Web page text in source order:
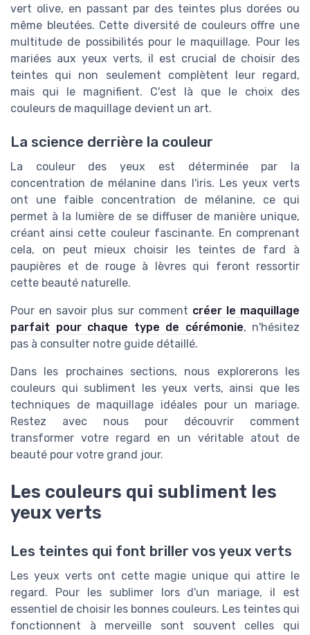
vert olive, en passant par des teintes plus dorées ou
même bleutées. Cette diversité de couleurs offre une
multitude de possibilités pour le maquillage. Pour les
mariées aux yeux verts, il est crucial de choisir des
teintes qui non seulement complètent leur regard,
mais qui le magnifient. C'est là que le choix des
couleurs de maquillage devient un art.
La science derrière la couleur
La couleur des yeux est déterminée par la
concentration de mélanine dans l'iris. Les yeux verts
ont une faible concentration de mélanine, ce qui
permet à la lumière de se diffuser de manière unique,
créant ainsi cette couleur fascinante. En comprenant
cela, on peut mieux choisir les teintes de fard à
paupières et de rouge à lèvres qui feront ressortir
cette beauté naturelle.
Pour en savoir plus sur comment créer le maquillage
parfait pour chaque type de cérémonie, n'hésitez
pas à consulter notre guide détaillé.
Dans les prochaines sections, nous explorerons les
couleurs qui subliment les yeux verts, ainsi que les
techniques de maquillage idéales pour un mariage.
Restez avec nous pour découvrir comment
transformer votre regard en un véritable atout de
beauté pour votre grand jour.
Les couleurs qui subliment les
yeux verts
Les teintes qui font briller vos yeux verts
Les yeux verts ont cette magie unique qui attire le
regard. Pour les sublimer lors d'un mariage, il est
essentiel de choisir les bonnes couleurs. Les teintes qui
fonctionnent à merveille sont souvent celles qui